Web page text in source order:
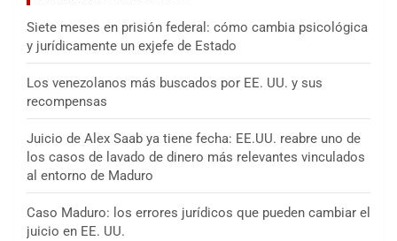
Siete meses en prisión federal: cómo cambia psicológica
y jurídicamente un exjefe de Estado
Los venezolanos más buscados por EE. UU. y sus
recompensas
Juicio de Alex Saab ya tiene fecha: EE.UU. reabre uno de
los casos de lavado de dinero más relevantes vinculados
al entorno de Maduro
Caso Maduro: los errores jurídicos que pueden cambiar el
juicio en EE. UU.